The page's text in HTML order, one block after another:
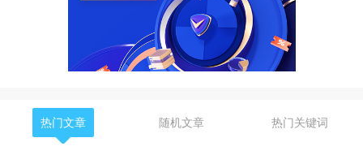
热门文章 随机文章 热门关键词